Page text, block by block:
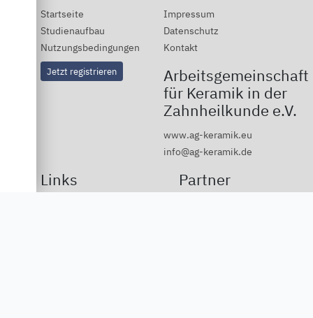
Startseite
Studienaufbau
Nutzungsbedingungen
Jetzt registrieren
Impressum
Datenschutz
Kontakt
Arbeitsgemeinschaft
für Keramik in der
Zahnheilkunde e.V.
www.ag-keramik.eu
info@ag-keramik.de
Links Partner